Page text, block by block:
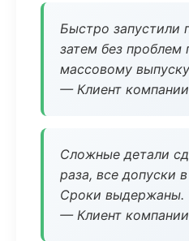
Быстро запустили
затем без проблем
массовому
— Клиент компании
Сложные детали
раза, все допуски
Сроки выдержаны.
— Клиент компании